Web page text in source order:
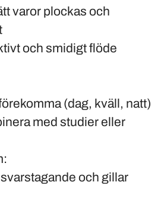
varor plockas och
och smidigt flöde
(dag, kväll, natt)
med studier eller
och gillar